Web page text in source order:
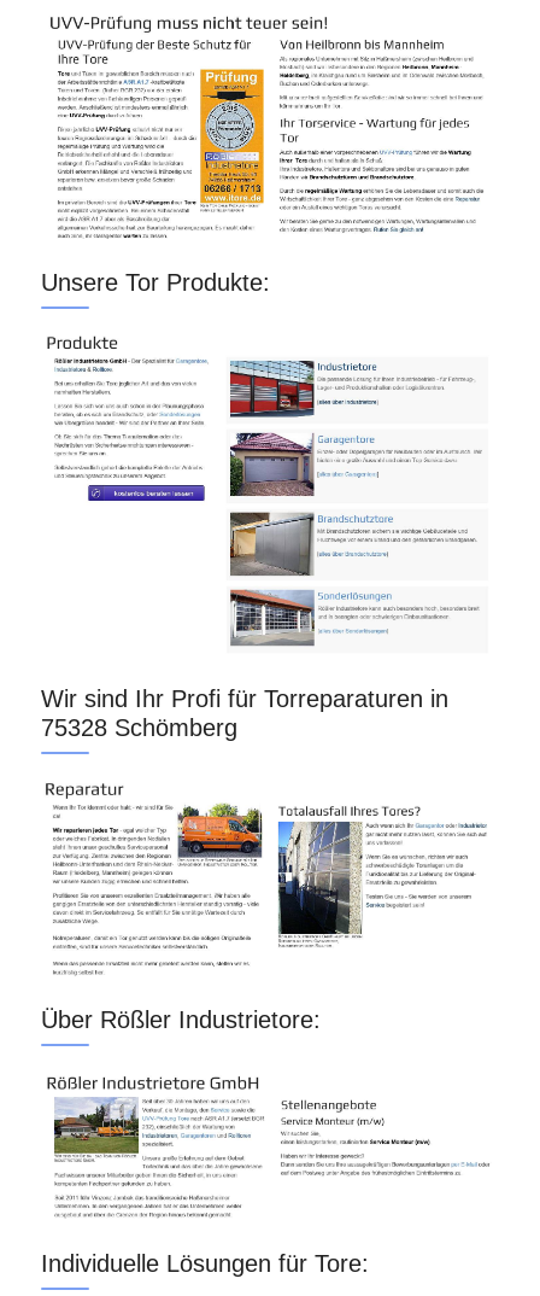
Unsere Tor Produkte:
Wir sind Ihr Profi für Torreparaturen in
75328 Schömberg
Über Rößler Industrietore:
Individuelle Lösungen für Tore: